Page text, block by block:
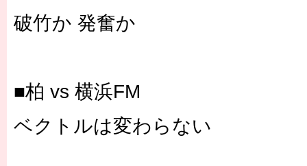
破竹か 発奮か
■柏 vs 横浜FM
ベクトルは変わらない